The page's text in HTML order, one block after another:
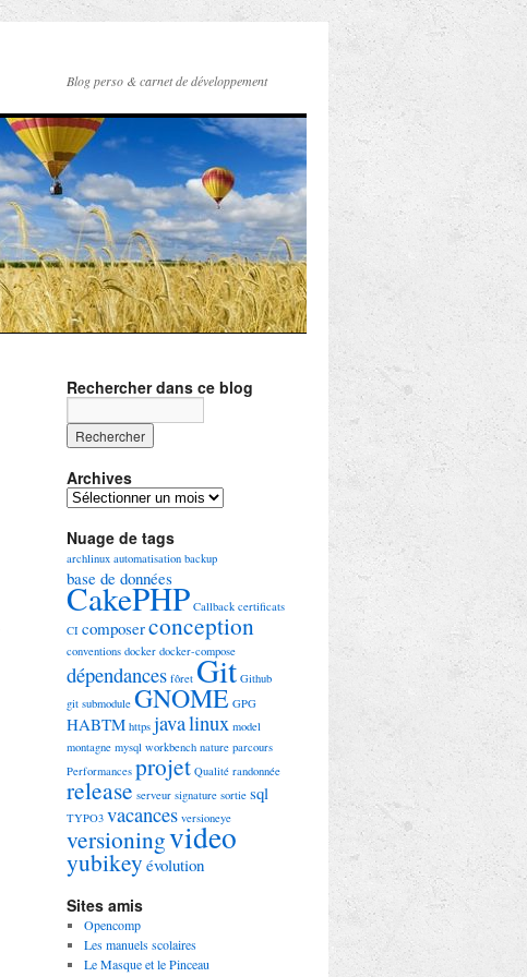
Blog perso & carnet de développement
Rechercher dans ce blog
Archives
Archives
Nuage de tags
archlinux automatisation backup
base de données
CakePHP Callback certificats
CI composerconception
conventions docker docker-compose
dépendances fôret Git Github
git submodule GNOME GPG
HABTM https javalinux model
montagne mysql workbench nature parcours
Performances projet Qualité randonnée
release serveur signature sortie sql
TYPO3 vacances versioneye
versioningvideo
yubikey évolution
Sites amis
Opencomp
Les manuels scolaires
Le Masque et le Pinceau